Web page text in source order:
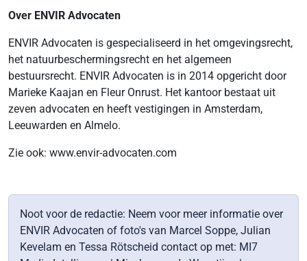
Over ENVIR Advocaten
ENVIR Advocaten is gespecialiseerd in het omgevingsrecht,
het natuurbeschermingsrecht en het algemeen
bestuursrecht. ENVIR Advocaten is in 2014 opgericht door
Marieke Kaajan en Fleur Onrust. Het kantoor bestaat uit
zeven advocaten en heeft vestigingen in Amsterdam,
Leeuwarden en Almelo.
Zie ook: www.envir-advocaten.com
Noot voor de redactie: Neem voor meer informatie over
ENVIR Advocaten of foto's van Marcel Soppe, Julian
Kevelam en Tessa Rötscheid contact op met: MI7